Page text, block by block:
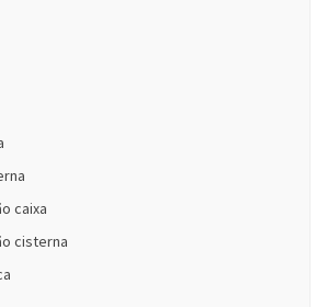
caixa
cisterna